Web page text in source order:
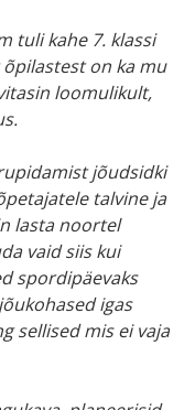
tuli kahe 7. klassi
on ka mu
loomulikult,
jõudsidki
talvine ja
lasta noortel
vaid siis kui
spordipäevaks
igas
sellised mis ei vaja